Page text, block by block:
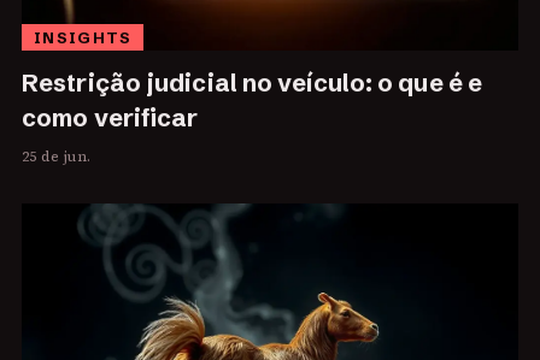
INSIGHTS
Restrição judicial no veículo: o que é e
como verificar
25 de jun.